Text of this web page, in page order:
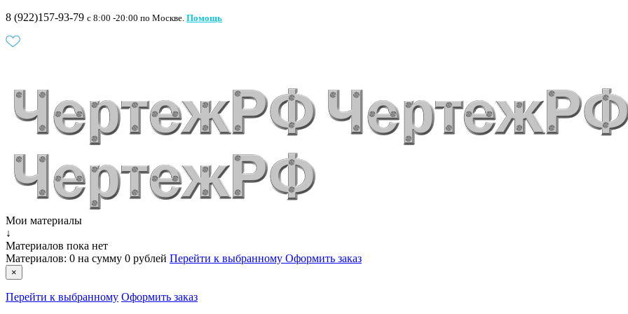
8 (922)157-93-79 c 8:00 -20:00 по Москве. Помощь
Мои материалы
↓
Материалов пока нет
Материалов: 0 на сумму 0 рублей Перейти к выбранному Оформить заказ
×
Перейти к выбранному Оформить заказ